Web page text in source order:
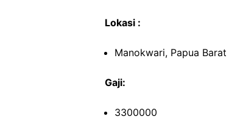
Lokasi :
Manokwari, Papua Barat
Gaji:
3300000